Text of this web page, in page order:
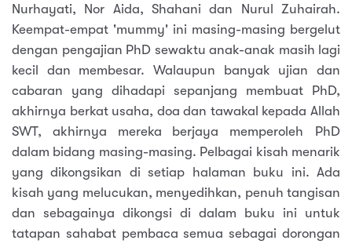
Nurhayati, Nor Aida, Shahani dan Nurul Zuhairah.
Keempat-empat 'mummy' ini masing-masing bergelut
dengan pengajian PhD sewaktu anak-anak masih lagi
kecil dan membesar. Walaupun banyak ujian dan
cabaran yang dihadapi sepanjang membuat PhD,
akhirnya berkat usaha, doa dan tawakal kepada Allah
SWT, akhirnya mereka berjaya memperoleh PhD
dalam bidang masing-masing. Pelbagai kisah menarik
yang dikongsikan di setiap halaman buku ini. Ada
kisah yang melucukan, menyedihkan, penuh tangisan
dan sebagainya dikongsi di dalam buku ini untuk
tatapan sahabat pembaca semua sebagai dorongan